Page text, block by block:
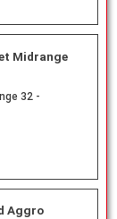
Midrange
32 -
Aggro